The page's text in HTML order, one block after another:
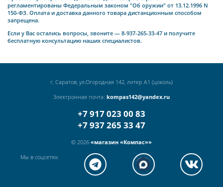
регламентированы Федеральным законом "Об оружии" от 13.12.1996 N
150-ФЗ. Оплата и доставка данного товара дистанционным способом
запрещена.
Если у Вас остались вопросы, звоните — 8-937-265-33-47 и получите
бесплатную консультацию наших специалистов.
г. Саратов, ул.Огородная 142, литер А1 (цоколь)
Электронная почта: kompas142@yandex.ru
+7 917 023 00 83
+7 937 265 33 47
© 2026 «магазин «Компас»»
Мы в соцсетях: